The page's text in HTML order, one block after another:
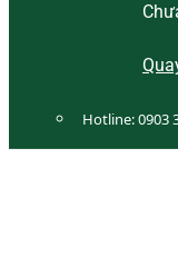
Hotline:0903